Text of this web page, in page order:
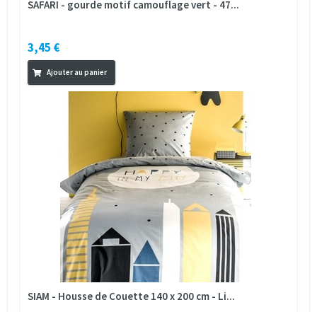
SAFARI - gourde motif camouflage vert - 47...
3,45 €
Ajouter au panier
SIAM - Housse de Couette 140 x 200 cm - Li...